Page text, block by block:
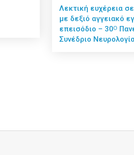
Λεκτική ευχέρεια
με δεξιό αγγειακό
επεισόδιο – 30ᴼ
Συνέδριο